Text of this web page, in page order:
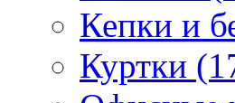
Кепки и
Куртки